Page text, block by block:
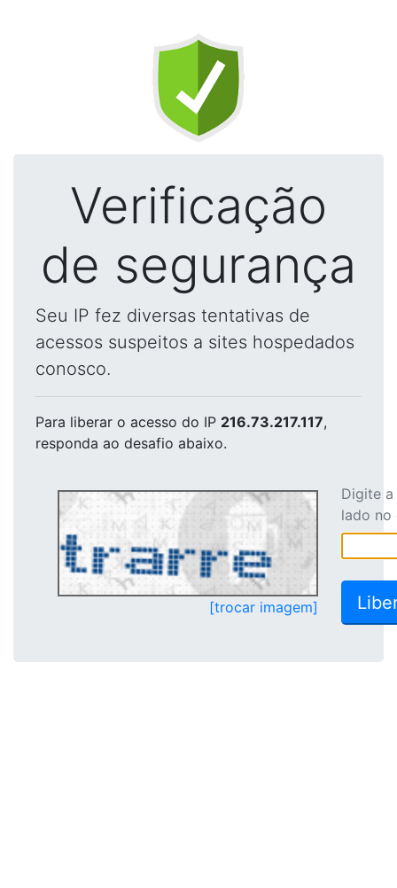
Verificação
de segurança
Seu IP fez diversas tentativas de
acessos suspeitos a sites hospedados
conosco.
Para liberar o acesso do IP 216.73.217.117,
responda ao desafio abaixo.
[trocar imagem]
Digite
lado no